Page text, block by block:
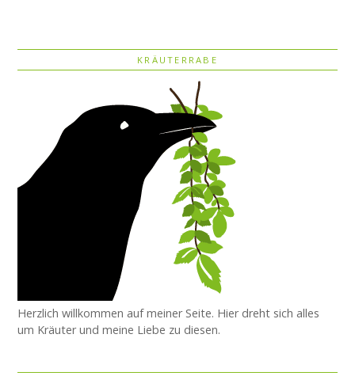
KRÄUTERRABE
Herzlich willkommen auf meiner Seite. Hier dreht sich alles
um Kräuter und meine Liebe zu diesen.